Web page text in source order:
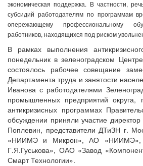
экономическая поддержка. В частности,
субсидий работодателям по программам
опережающему профессиональному
работников, находящихся под риском
В рамках выполнения
понедельник в зеленоградском
состоялось рабочее совещание
Департамента труда и занятости
Иванова с работодателями
промышленных предприятий округа,
антикризисных программах
обсуждении приняли участие
Поплевин, представители ДТиЗН г.
«НИИМЭ и Микрон», АО
Г.Я.Гуськова», ОАО «Завод
Смарт Технологии».